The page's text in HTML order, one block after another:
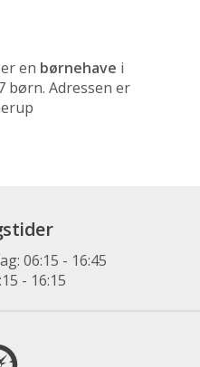
en børnehave i
børn. Adressen er
06:15 - 16:45
- 16:15